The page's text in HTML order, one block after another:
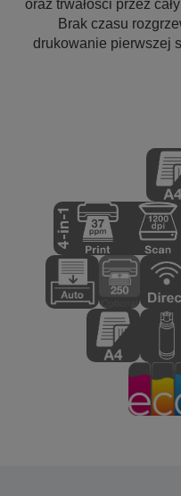
oraz trwałości przez
Brak czasu
drukowanie pierwszej